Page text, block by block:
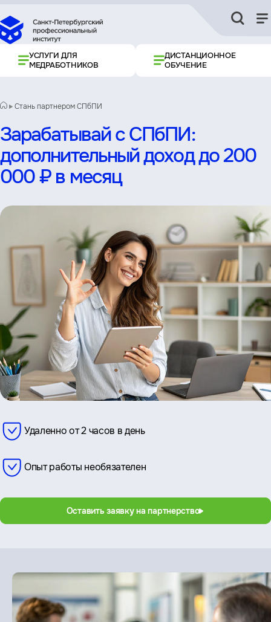
УСЛУГИ ДЛЯ
МЕДРАБОТНИКОВ
ДИСТАНЦИОННОЕ
ОБУЧЕНИЕ
Стань партнером СПбПИ
Зарабатывай с СПбПИ:
дополнительный доход до 200
000 ₽ в месяц
Удаленно от 2 часов в день
Опыт работы необязателен
Оставить заявку на партнерство